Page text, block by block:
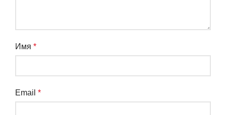
Имя *
Email *